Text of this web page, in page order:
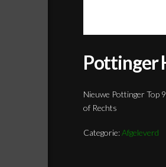
Pottinger
Nieuwe Pottinger Top
of Rechts
Categorie:Afgeleverd